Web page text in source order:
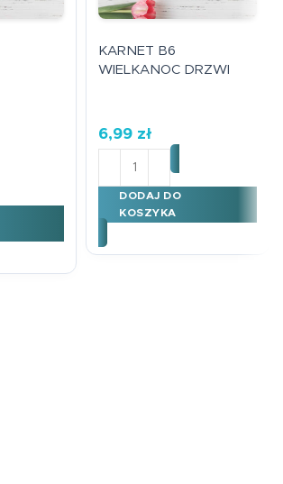
WIELKANOC KURCZACZEK
KARNET B6
WIELKANOC DRZWI
6,99 zł
ilość KARNET B6
DODAJ DO
KOSZYKA